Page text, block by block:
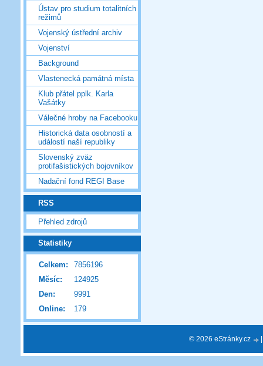
Ústav pro studium totalitních
režimů
Vojenský ústřední archiv
Vojenství
Background
Vlastenecká památná místa
Klub přátel pplk. Karla
Vašátky
Válečné hroby na Facebooku
Historická data osobností a
událostí naší republiky
Slovenský zväz
protifašistických bojovníkov
Nadační fond REGI Base
RSS
Přehled zdrojů
Statistiky
Online: 179
Celkem:
7856196
Měsíc:
124925
Den:
9991
© 2026 eStránky.cz